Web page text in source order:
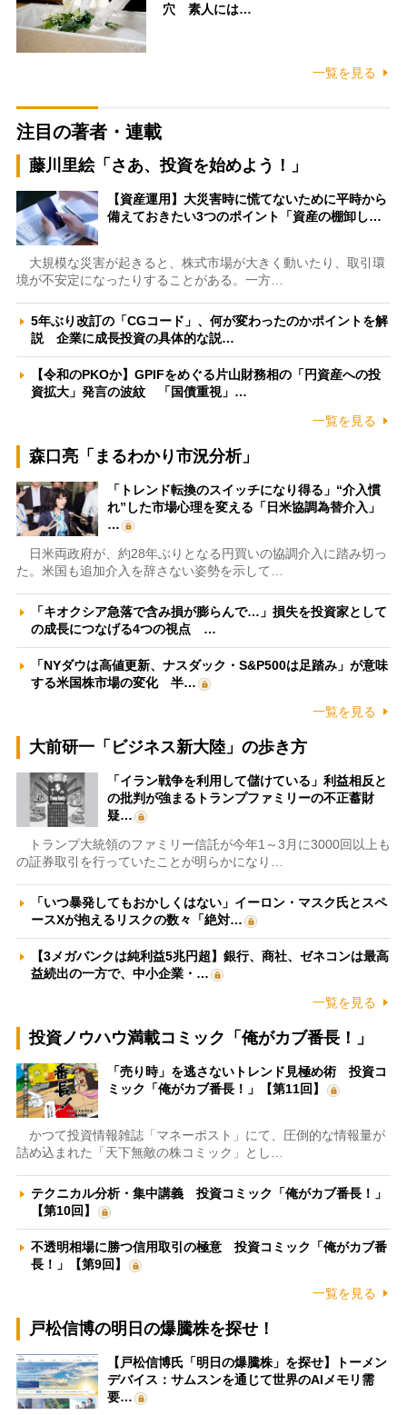
穴 素人には…
一覧を見る
注目の著者・連載
藤川里絵「さあ、投資を始めよう！」
【資産運用】大災害時に慌てないために平時から
備えておきたい3つのポイント「資産の棚卸し…
大規模な災害が起きると、株式市場が大きく動いたり、取引環
境が不安定になったりすることがある。一方…
5年ぶり改訂の「CGコード」、何が変わったのかポイントを解
説 企業に成長投資の具体的な説…
【令和のPKOか】GPIFをめぐる片山財務相の「円資産への投
資拡大」発言の波紋 「国債重視」…
一覧を見る
森口亮「まるわかり市況分析」
「トレンド転換のスイッチになり得る」“介入慣
れ”した市場心理を変える「日米協調為替介入」
…
日米両政府が、約28年ぶりとなる円買いの協調介入に踏み切っ
た。米国も追加介入を辞さない姿勢を示して…
「キオクシア急落で含み損が膨らんで…」損失を投資家として
の成長につなげる4つの視点 …
「NYダウは高値更新、ナスダック・S&P500は足踏み」が意味
する米国株市場の変化 半…
一覧を見る
大前研一「ビジネス新大陸」の歩き方
「イラン戦争を利用して儲けている」利益相反と
の批判が強まるトランプファミリーの不正蓄財
疑…
トランプ大統領のファミリー信託が今年1～3月に3000回以上も
の証券取引を行っていたことが明らかになり…
「いつ暴発してもおかしくはない」イーロン・マスク氏とスペ
ースXが抱えるリスクの数々「絶対…
【3メガバンクは純利益5兆円超】銀行、商社、ゼネコンは最高
益続出の一方で、中小企業・…
一覧を見る
投資ノウハウ満載コミック「俺がカブ番長！」
「売り時」を逃さないトレンド見極め術 投資コ
ミック「俺がカブ番長！」【第11回】
かつて投資情報雑誌「マネーポスト」にて、圧倒的な情報量が
詰め込まれた「天下無敵の株コミック」とし…
テクニカル分析・集中講義 投資コミック「俺がカブ番長！」
【第10回】
不透明相場に勝つ信用取引の極意 投資コミック「俺がカブ番
長！」【第9回】
一覧を見る
戸松信博の明日の爆騰株を探せ！
【戸松信博氏「明日の爆騰株」を探せ】トーメン
デバイス：サムスンを通じて世界のAIメモリ需
要…